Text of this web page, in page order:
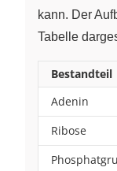
kann. Der
Tabelle
Bestandteil
Adenin
Ribose